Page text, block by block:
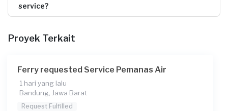
service?
Berapa budget total untuk layanan ini?
Catatan
Proyek Terkait
Ferry requested Service Pemanas Air
1 hari yang lalu
Bandung, Jawa Barat
Request Fulfilled